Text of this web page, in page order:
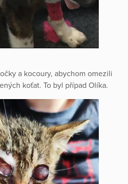
a kocoury, abychom omezili
koťat. To byl případ Olíka.